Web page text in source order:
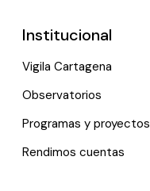
Institucional
Vigila Cartagena
Observatorios
Programas y proyectos
Rendimos cuentas